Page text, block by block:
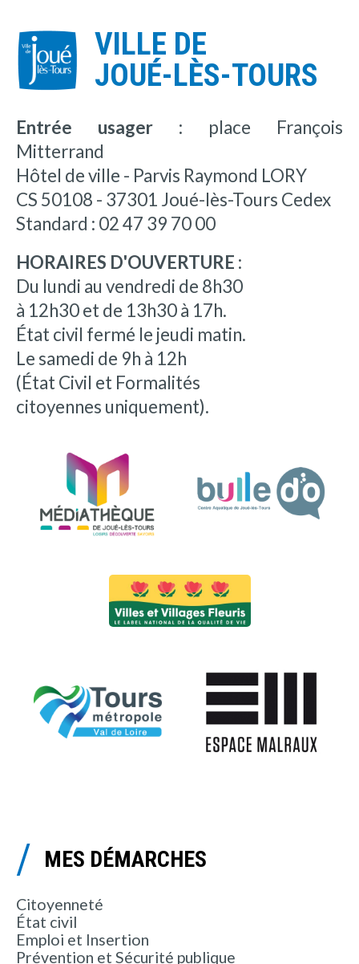
VILLE DE
JOUÉ-LÈS-TOURS
Entrée usager : place François
Mitterrand
Hôtel de ville - Parvis Raymond LORY
CS 50108 - 37301 Joué-lès-Tours Cedex
Standard : 02 47 39 70 00
HORAIRES D'OUVERTURE :
Du lundi au vendredi de 8h30
à 12h30 et de 13h30 à 17h.
État civil fermé le jeudi matin.
Le samedi de 9h à 12h
(État Civil et Formalités
citoyennes uniquement).
MES DÉMARCHES
Citoyenneté
État civil
Emploi et Insertion
Prévention et Sécurité publique